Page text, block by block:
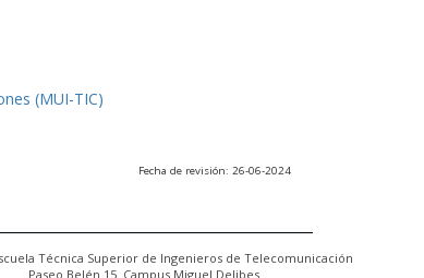
(MUI-TIC)
Fecha de revisión: 26-06-2024
Técnica Superior de Ingenieros de Telecomunicación
Paseo Belén 15. Campus Miguel Delibes